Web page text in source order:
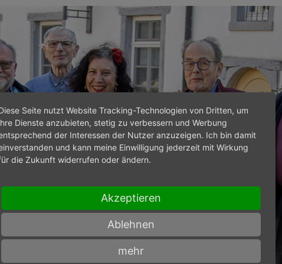
Seite nutzt Website Tracking-Technologien von Dritten, um
Dienste anzubieten, stetig zu verbessern und Werbung
der Interessen der Nutzer anzuzeigen. Ich bin damit
und kann meine Einwilligung jederzeit mit Wirkung
die Zukunft widerrufen oder ändern.
Akzeptieren
Ablehnen
mehr